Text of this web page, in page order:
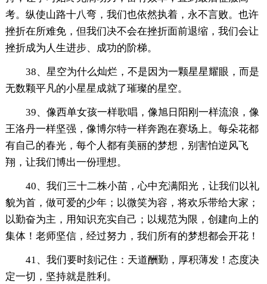
考。纵使山路十八弯，我们也依然执着，永不言败。也许
挫折在所难免，但我们决不会在挫折面前退缩，我们会让
挫折成为人生进步、成功的阶梯。
38、星空为什么灿烂，不是因为一颗星星耀眼，而是
无数颗平凡的小星星成就了璀璨的星空。
39、像西单女孩一样歌唱，像旭日阳刚一样流浪，像
王洛丹一样坚强，像博尔特一样奔跑在赛场上。每朵花都
有自己的春光，每个人都有美丽的梦想，别害怕逆风飞
翔，让我们博出一份理想。
40、我们三十二株小苗，心中充满阳光，让我们以礼
貌为首，做可爱的少年；以微笑为容，将欢乐带给大家；
以勤奋为主，用知识充实自己；以规范为限，创建向上的
集体！老师坚信，经过努力，我们所有的梦想都会开花！
41、我们要时刻记住：天道酬勤，厚积薄发！态度决
定一切，坚持就是胜利。